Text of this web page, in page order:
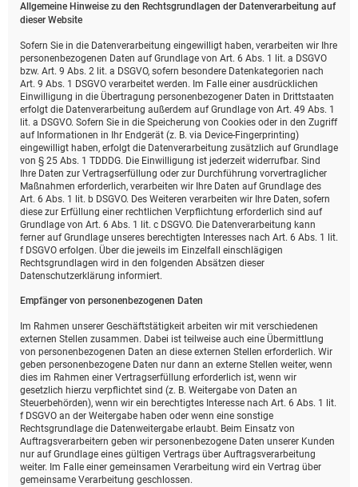
Allgemeine Hinweise zu den Rechtsgrundlagen der Datenverarbeitung auf
dieser Website
Sofern Sie in die Datenverarbeitung eingewilligt haben, verarbeiten wir Ihre
personenbezogenen Daten auf Grundlage von Art. 6 Abs. 1 lit. a DSGVO
bzw. Art. 9 Abs. 2 lit. a DSGVO, sofern besondere Datenkategorien nach
Art. 9 Abs. 1 DSGVO verarbeitet werden. Im Falle einer ausdrücklichen
Einwilligung in die Übertragung personenbezogener Daten in Drittstaaten
erfolgt die Datenverarbeitung außerdem auf Grundlage von Art. 49 Abs. 1
lit. a DSGVO. Sofern Sie in die Speicherung von Cookies oder in den Zugriff
auf Informationen in Ihr Endgerät (z. B. via Device-Fingerprinting)
eingewilligt haben, erfolgt die Datenverarbeitung zusätzlich auf Grundlage
von § 25 Abs. 1 TDDDG. Die Einwilligung ist jederzeit widerrufbar. Sind
Ihre Daten zur Vertragserfüllung oder zur Durchführung vorvertraglicher
Maßnahmen erforderlich, verarbeiten wir Ihre Daten auf Grundlage des
Art. 6 Abs. 1 lit. b DSGVO. Des Weiteren verarbeiten wir Ihre Daten, sofern
diese zur Erfüllung einer rechtlichen Verpflichtung erforderlich sind auf
Grundlage von Art. 6 Abs. 1 lit. c DSGVO. Die Datenverarbeitung kann
ferner auf Grundlage unseres berechtigten Interesses nach Art. 6 Abs. 1 lit.
f DSGVO erfolgen. Über die jeweils im Einzelfall einschlägigen
Rechtsgrundlagen wird in den folgenden Absätzen dieser
Datenschutzerklärung informiert.
Empfänger von personenbezogenen Daten
Im Rahmen unserer Geschäftstätigkeit arbeiten wir mit verschiedenen
externen Stellen zusammen. Dabei ist teilweise auch eine Übermittlung
von personenbezogenen Daten an diese externen Stellen erforderlich. Wir
geben personenbezogene Daten nur dann an externe Stellen weiter, wenn
dies im Rahmen einer Vertragserfüllung erforderlich ist, wenn wir
gesetzlich hierzu verpflichtet sind (z. B. Weitergabe von Daten an
Steuerbehörden), wenn wir ein berechtigtes Interesse nach Art. 6 Abs. 1 lit.
f DSGVO an der Weitergabe haben oder wenn eine sonstige
Rechtsgrundlage die Datenweitergabe erlaubt. Beim Einsatz von
Auftragsverarbeitern geben wir personenbezogene Daten unserer Kunden
nur auf Grundlage eines gültigen Vertrags über Auftragsverarbeitung
weiter. Im Falle einer gemeinsamen Verarbeitung wird ein Vertrag über
gemeinsame Verarbeitung geschlossen.